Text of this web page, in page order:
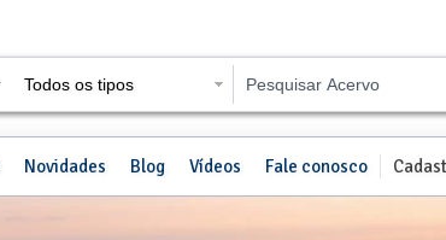
Todos os tipos
Novidades Blog Vídeos Fale conosco